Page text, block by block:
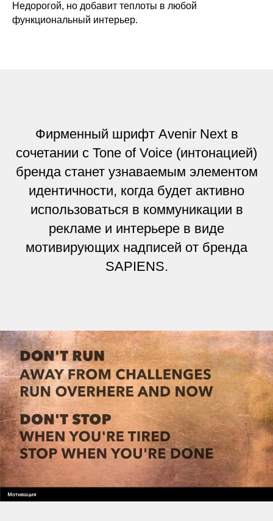
Недорогой, но добавит теплоты в любой
функциональный интерьер.
Фирменный шрифт Avenir Next в
сочетании с Tone of Voice (интонацией)
бренда станет узнаваемым элементом
идентичности, когда будет активно
использоваться в коммуникации в
рекламе и интерьере в виде
мотивирующих надписей от бренда
SAPIENS.